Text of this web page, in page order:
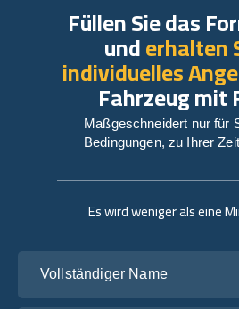
Es wird weniger als eine
Füllen Sie das
underhalten
individuelles
Fahrzeug mit
Maßgeschneidert nur für
Bedingungen, zu Ihrer